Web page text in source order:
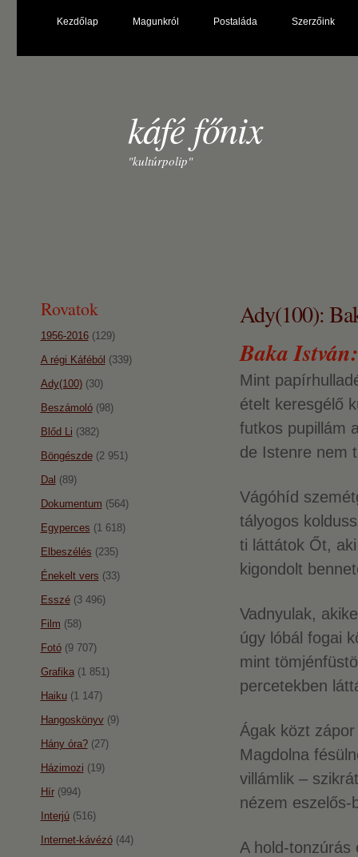
Kezdőlap Magunkról Postaláda Szerzőink
káfé főnix
"kultúrpolip"
Ady(100):
Baka
Mint
ételt keresgélő
futkos pupillám
de Istenre nem
Vágóhíd
tályogos
ti láttátok Őt,
kigondolt
Vadnyulak,
úgy lóbál fogai
mint
percetekben
Ágak közt
Magdolna
villámlik –
nézem eszelős-
A hold-tonzúrás
Rovatok
1956-2016(129)
A régi Káféból (339)
Ady(100)(30)
Beszámoló(98)
Blőd Li (382)
Böngészde(2 951)
Dal (89)
Dokumentum (564)
Egyperces (1 618)
Elbeszélés (235)
Énekelt vers (33)
Esszé(3 496)
Film (58)
Fotó(9 707)
Grafika(1 851)
Haiku(1 147)
Hangoskönyv(9)
Hány óra?(27)
Házimozi (19)
Hír(994)
Interjú(516)
Internet-kávézó(44)